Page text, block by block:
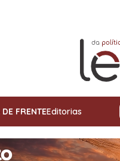
FRENTEEditorias